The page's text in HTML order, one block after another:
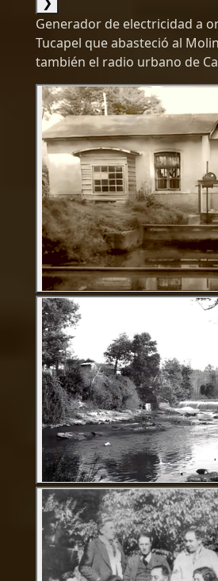
Generador de electricidad a
Tucapel que abasteció al
también el radio urbano de